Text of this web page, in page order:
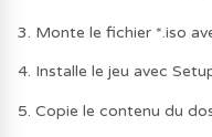
3. Monte le fichier *.iso
4. Installe le jeu avec
5. Copie le contenu du